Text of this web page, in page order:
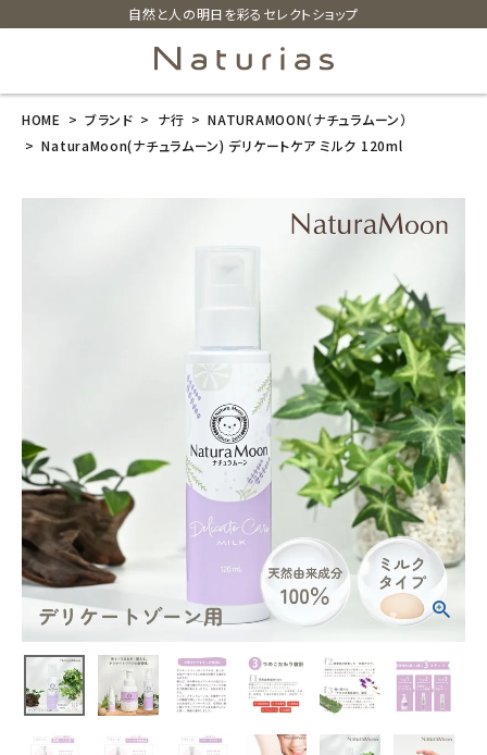
自然と人の明日を彩るセレクトショップ
search
0ml
¥2,420 (税込)
ホーム
新商品
カテゴリーから探す
美容・コスメ・香水
HOME ブランド ナ行
NATURAMOON（ナチュラムーン）
NaturaMoon(ナチュラムーン) デリケートケア ミルク 120ml